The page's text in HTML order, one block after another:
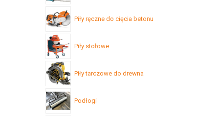
Piły ręczne do cięcia betonu
Piły stołowe
Piły tarczowe do drewna
Podłogi